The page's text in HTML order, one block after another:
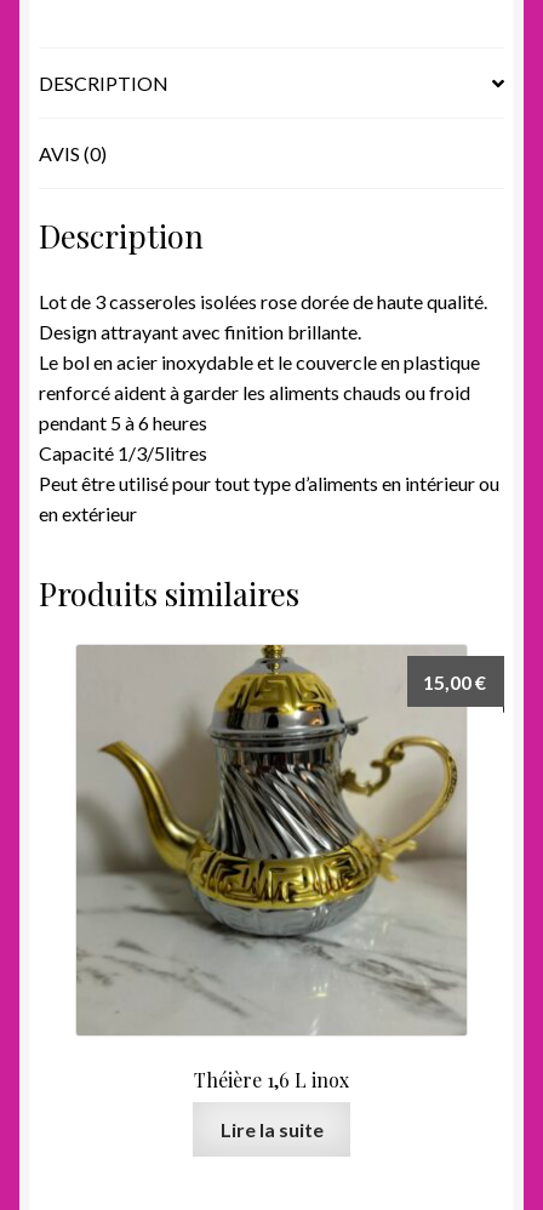
DESCRIPTION
AVIS (0)
Description
Lot de 3 casseroles isolées rose dorée de haute qualité.
Design attrayant avec finition brillante.
Le bol en acier inoxydable et le couvercle en plastique
renforcé aident à garder les aliments chauds ou froid
pendant 5 à 6 heures
Capacité 1/3/5litres
Peut être utilisé pour tout type d’aliments en intérieur ou
en extérieur
Produits similaires
Théière 1,6 L inox
15,00€
Lire la suite